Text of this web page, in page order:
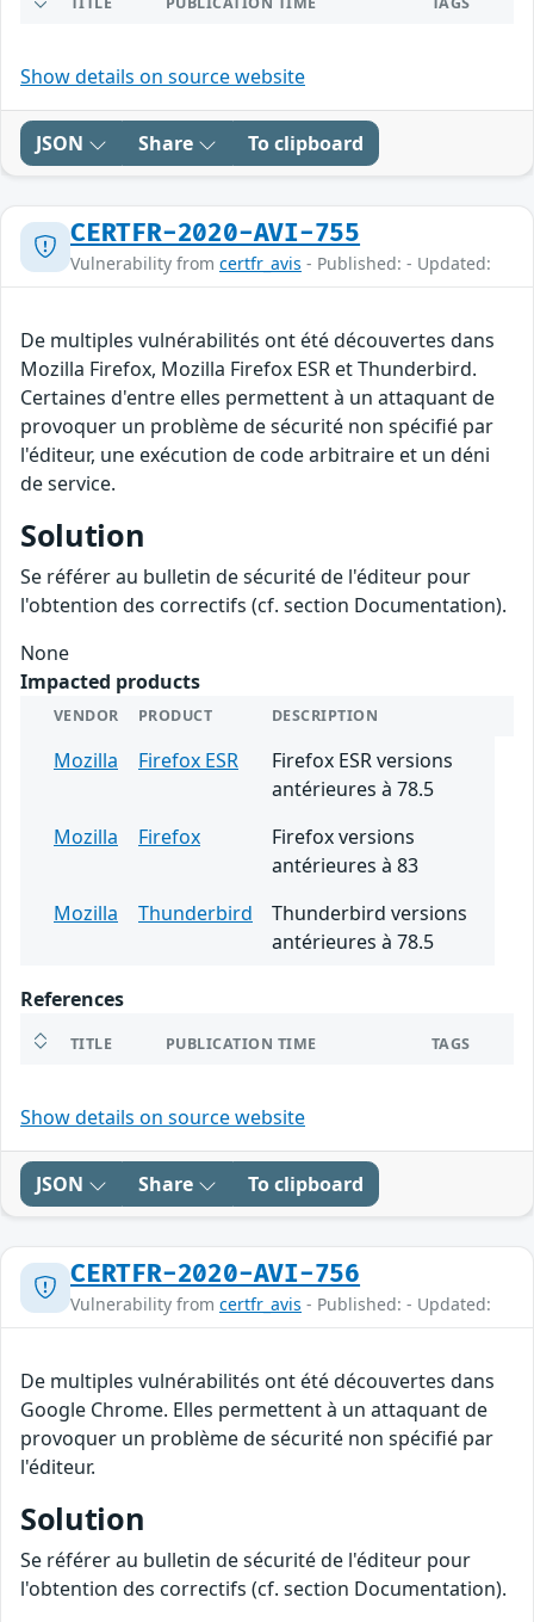
Show details on source website
JSON Share To clipboard
CERTFR-2020-AVI-755
Vulnerability from certfr_avis - Published: - Updated:
De multiples vulnérabilités ont été découvertes dans
Mozilla Firefox, Mozilla Firefox ESR et Thunderbird.
Certaines d'entre elles permettent à un attaquant de
provoquer un problème de sécurité non spécifié par
l'éditeur, une exécution de code arbitraire et un déni
de service.
Solution
Se référer au bulletin de sécurité de l'éditeur pour
l'obtention des correctifs (cf. section Documentation).
None
Impacted products
VENDOR PRODUCT DESCRIPTION
Mozilla Firefox ESR
Firefox ESR versions
antérieures à 78.5
Mozilla
Firefox
Firefox versions
antérieures à 83
Mozilla
Thunderbird
Thunderbird versions
antérieures à 78.5
References
TITLE PUBLICATION TIME TAGS
Show details on source website
JSON Share To clipboard
CERTFR-2020-AVI-756
Vulnerability from certfr_avis - Published: - Updated:
De multiples vulnérabilités ont été découvertes dans
Google Chrome. Elles permettent à un attaquant de
provoquer un problème de sécurité non spécifié par
l'éditeur.
Solution
Se référer au bulletin de sécurité de l'éditeur pour
l'obtention des correctifs (cf. section Documentation).